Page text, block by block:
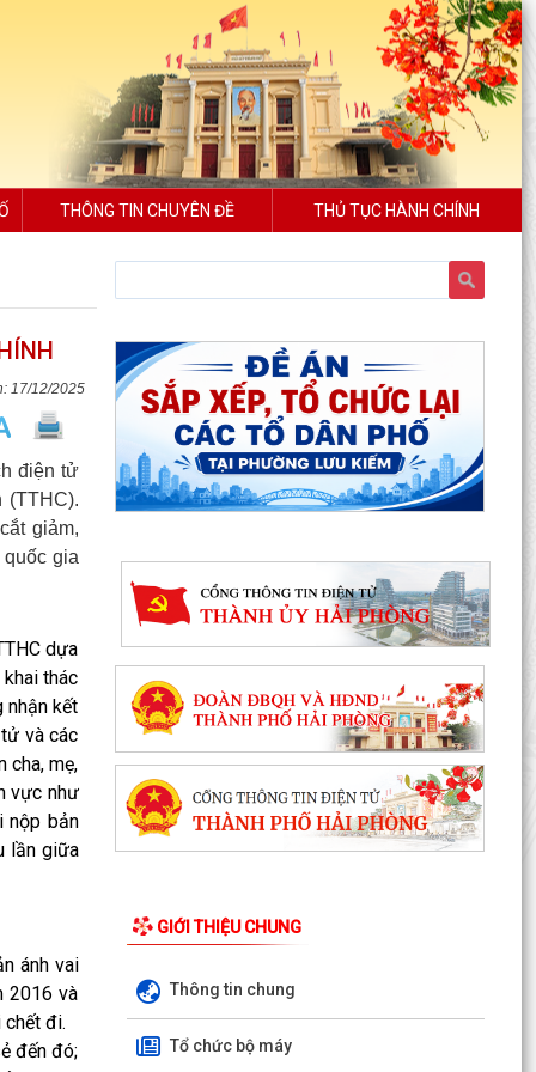
THÔNG TIN CHUYÊN ĐỀ THỦ TỤC HÀNH CHÍNH
17/12/2025
điện tử
(TTHC).
giảm,
gia
dựa
thác
nhận kết
và các
cha, mẹ,
vực như
nộp bản
lần giữa
ánh vai
2016 và
đi.
đến đó;
GIỚI THIỆU CHUNG
Thông tin chung
Tổ chức bộ máy
THƯỜNG TRỰC HĐND PHƯỜNG LƯU KIẾM TỔ
2026